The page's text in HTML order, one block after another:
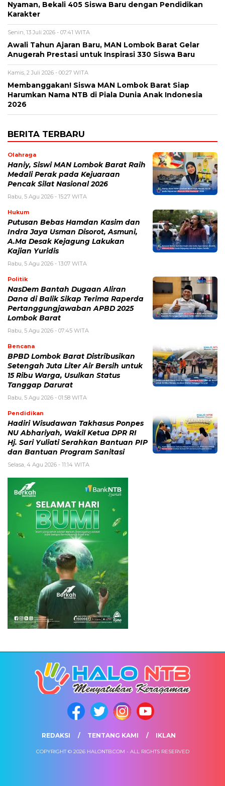
Nyaman, Bekali 405 Siswa Baru dengan Pendidikan
Karakter
Senin, 13 Juli 2026 - 07:41 WITA
Awali Tahun Ajaran Baru, MAN Lombok Barat Gelar
Anugerah Prestasi untuk Inspirasi 330 Siswa Baru
Kamis, 2 Juli 2026 - 00:27 WITA
Membanggakan! Siswa MAN Lombok Barat Siap
Harumkan Nama NTB di Piala Dunia Anak Indonesia
2026
BERITA TERBARU
Olahraga
Haniy, Siswi MAN Lombok Barat Raih
Medali Perak pada Kejuaraan
Pencak Silat Nasional 2026
Rabu, 5 Agu 2026 - 15:27 WITA
Hukum
Putusan Bebas Hamdan Kasim dan
Indra Jaya Usman Disorot, Asmuni,
A.Ma Desak Kejagung Lakukan
Kajian Yuridis
Rabu, 5 Agu 2026 - 13:07 WITA
Politik
NasDem Bantah Dugaan Aliran
Dana di Balik Sikap Terima Raperda
Pertanggungjawaban APBD 2025
Lombok Barat
Rabu, 5 Agu 2026 - 07:45 WITA
Bencana
BPBD Lombok Barat Distribusikan
Setengah Juta Liter Air Bersih untuk
15 Ribu Warga, Usulkan Status
Tanggap Darurat
Rabu, 5 Agu 2026 - 01:58 WITA
Pendidikan
Hadiri Wisudawan Takhasus Ponpes
NU Abhariyah, Wakil Ketua DPR RI
Hj. Sari Yuliati Serahkan Bantuan PIP
dan Bantuan Program Sanitasi
Selasa, 4 Agu 2026 - 11:14 WITA
REDAKSI TENTANG KAMI IKLAN
COPYRIGHT © 2026 HALONTB.COM - ALL RIGHTS RESERVED